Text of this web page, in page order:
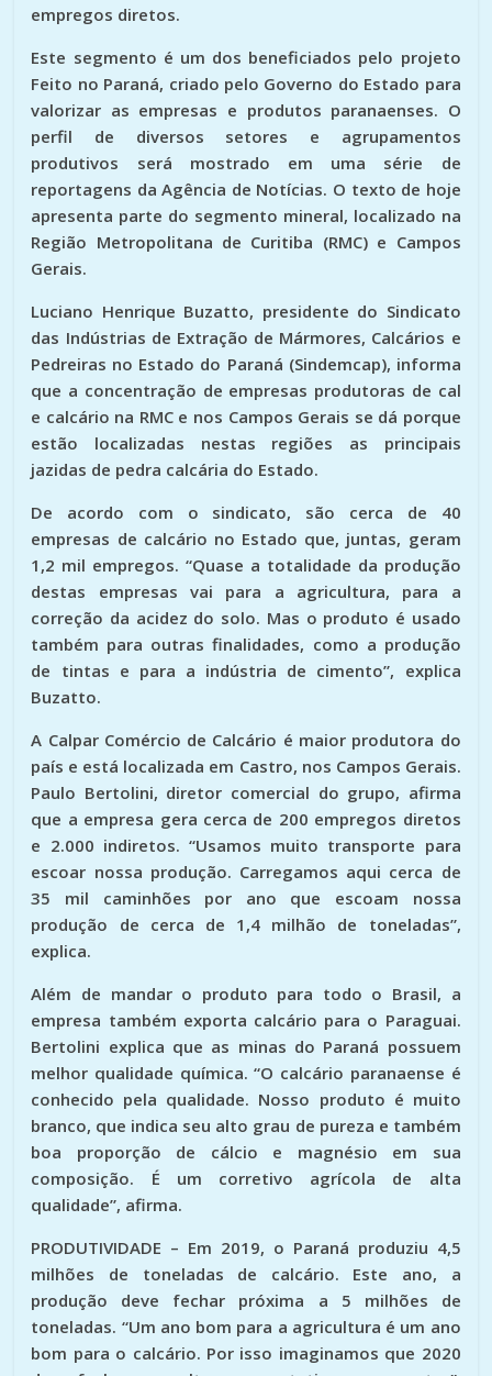
empregos diretos.
Este segmento é um dos beneficiados pelo projeto
Feito no Paraná, criado pelo Governo do Estado para
valorizar as empresas e produtos paranaenses. O
perfil de diversos setores e agrupamentos
produtivos será mostrado em uma série de
reportagens da Agência de Notícias. O texto de hoje
apresenta parte do segmento mineral, localizado na
Região Metropolitana de Curitiba (RMC) e Campos
Gerais.
Luciano Henrique Buzatto, presidente do Sindicato
das Indústrias de Extração de Mármores, Calcários e
Pedreiras no Estado do Paraná (Sindemcap), informa
que a concentração de empresas produtoras de cal
e calcário na RMC e nos Campos Gerais se dá porque
estão localizadas nestas regiões as principais
jazidas de pedra calcária do Estado.
De acordo com o sindicato, são cerca de 40
empresas de calcário no Estado que, juntas, geram
1,2 mil empregos. “Quase a totalidade da produção
destas empresas vai para a agricultura, para a
correção da acidez do solo. Mas o produto é usado
também para outras finalidades, como a produção
de tintas e para a indústria de cimento”, explica
Buzatto.
A Calpar Comércio de Calcário é maior produtora do
país e está localizada em Castro, nos Campos Gerais.
Paulo Bertolini, diretor comercial do grupo, afirma
que a empresa gera cerca de 200 empregos diretos
e 2.000 indiretos. “Usamos muito transporte para
escoar nossa produção. Carregamos aqui cerca de
35 mil caminhões por ano que escoam nossa
produção de cerca de 1,4 milhão de toneladas”,
explica.
Além de mandar o produto para todo o Brasil, a
empresa também exporta calcário para o Paraguai.
Bertolini explica que as minas do Paraná possuem
melhor qualidade química. “O calcário paranaense é
conhecido pela qualidade. Nosso produto é muito
branco, que indica seu alto grau de pureza e também
boa proporção de cálcio e magnésio em sua
composição. É um corretivo agrícola de alta
qualidade”, afirma.
PRODUTIVIDADE – Em 2019, o Paraná produziu 4,5
milhões de toneladas de calcário. Este ano, a
produção deve fechar próxima a 5 milhões de
toneladas. “Um ano bom para a agricultura é um ano
bom para o calcário. Por isso imaginamos que 2020